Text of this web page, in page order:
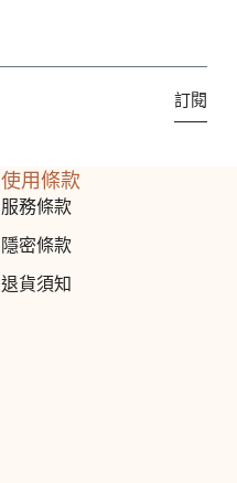
訂閱
使用條款
服務條款
隱密條款
退貨須知